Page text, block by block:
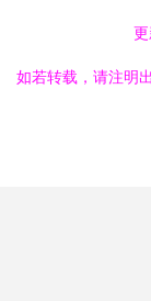
如若转载，请注明